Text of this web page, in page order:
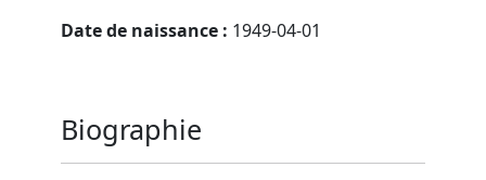
Date de naissance : 1949-04-01
Biographie